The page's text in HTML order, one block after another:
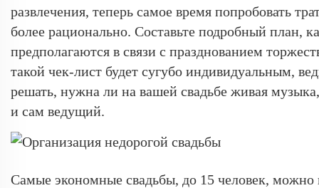
развлечения, теперь самое время попробовать
более рационально. Составьте подробный план,
предполагаются в связи с празднованием
такой чек-лист будет сугубо индивидуальным,
решать, нужна ли на вашей свадьбе живая
и сам ведущий.
Самые экономные свадьбы, до 15 человек, можно